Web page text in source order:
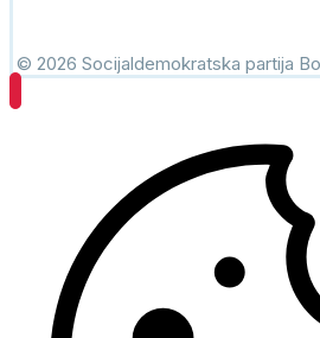
© 2026 Socijaldemokratska partija